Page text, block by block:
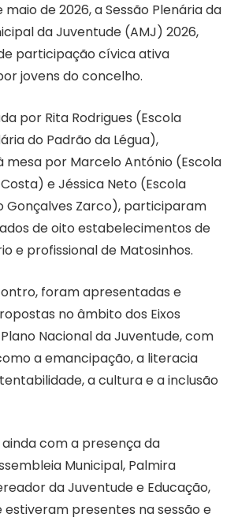
maio de 2026, a Sessão Plenária da
da Juventude (AMJ) 2026,
participação cívica ativa
jovens do concelho.
por Rita Rodrigues (Escola
do Padrão da Légua),
mesa por Marcelo António (Escola
Costa) e Jéssica Neto (Escola
Gonçalves Zarco), participaram
de oito estabelecimentos de
e profissional de Matosinhos.
foram apresentadas e
no âmbito dos Eixos
Nacional da Juventude, com
a emancipação, a literacia
a cultura e a inclusão
com a presença da
Municipal, Palmira
da Juventude e Educação,
estiveram presentes na sessão e